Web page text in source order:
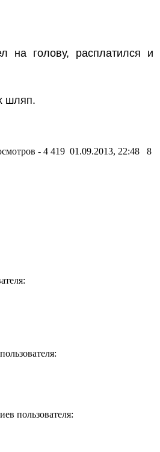
на голову, расплатился и
шляп.
- 4 419 01.09.2013, 22:48 8
пользователя: